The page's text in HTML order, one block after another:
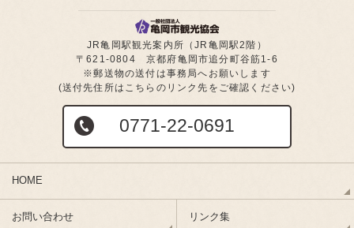
JR亀岡駅観光案内所（JR亀岡駅2階）
〒621-0804 京都府亀岡市追分町谷筋1-6
※郵送物の送付は事務局へお願いします
(送付先住所はこちらのリンク先をご確認ください)
0771-22-0691
HOME
お問い合わせ リンク集